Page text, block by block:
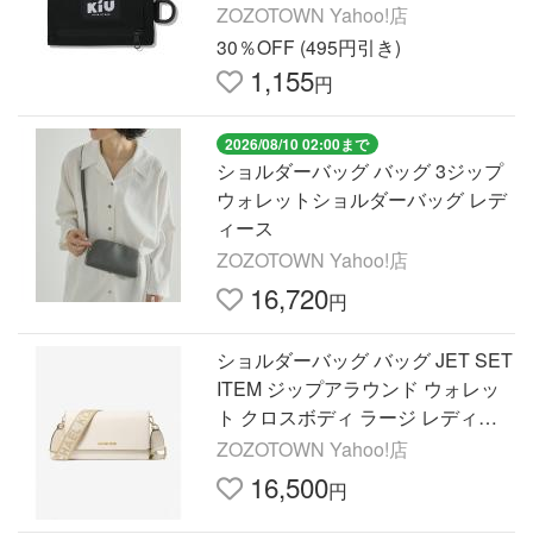
ZOZOTOWN Yahoo!店
30％OFF (495円引き)
1,155円
2026/08/10 02:00まで
ショルダーバッグ バッグ 3ジップ
ウォレットショルダーバッグ レデ
ィース
ZOZOTOWN Yahoo!店
16,720円
ショルダーバッグ バッグ JET SET
ITEM ジップアラウンド ウォレッ
ト クロスボディ ラージ レディー
ス
ZOZOTOWN Yahoo!店
16,500円